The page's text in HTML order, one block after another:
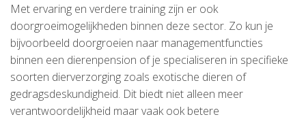
Met ervaring en verdere training zijn er ook
doorgroeimogelijkheden binnen deze sector. Zo kun je
bijvoorbeeld doorgroeien naar managementfuncties
binnen een dierenpension of je specialiseren in specifieke
soorten dierverzorging zoals exotische dieren of
gedragsdeskundigheid. Dit biedt niet alleen meer
verantwoordelijkheid maar vaak ook betere